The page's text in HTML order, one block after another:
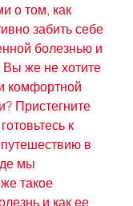
о том, как
забить себе
болезнью и
же не хотите
комфортной
Пристегните
к
в
мы
такое
и как ее